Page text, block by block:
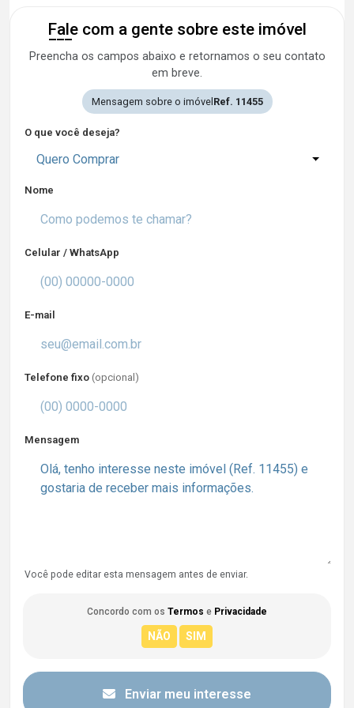
Fale com a gente sobre este imóvel
Preencha os campos abaixo e retornamos o seu contato
em breve.
Mensagem sobre o imóvel Ref. 11455
O que você deseja?
Quero Comprar
Nome
Celular / WhatsApp
E-mail
Telefone fixo (opcional)
Mensagem
Você pode editar esta mensagem antes de enviar.
Concordo com os Termos e Privacidade
Enviar meu interesse